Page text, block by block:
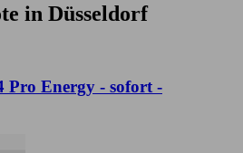
in Düsseldorf
Pro Energy - sofort -